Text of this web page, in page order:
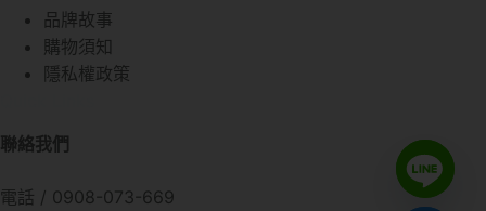
品牌故事
購物須知
隱私權政策
聯絡我們
電話 / 0908-073-669